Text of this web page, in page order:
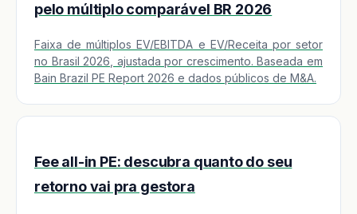
pelo múltiplo comparável BR 2026
Faixa de múltiplos EV/EBITDA e EV/Receita por setor
no Brasil 2026, ajustada por crescimento. Baseada em
Bain Brazil PE Report 2026 e dados públicos de M&A.
Fee all-in PE: descubra quanto do seu
retorno vai pra gestora